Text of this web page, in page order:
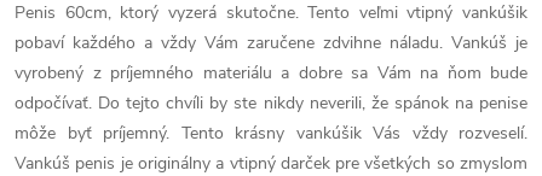
Penis 60cm, ktorý vyzerá skutočne. Tento veľmi vtipný vankúšik
pobaví každého a vždy Vám zaručene zdvihne náladu. Vankúš je
vyrobený z príjemného materiálu a dobre sa Vám na ňom bude
odpočívať. Do tejto chvíli by ste nikdy neverili, že spánok na penise
môže byť príjemný. Tento krásny vankúšik Vás vždy rozveselí.
Vankúš penis je originálny a vtipný darček pre všetkých so zmyslom